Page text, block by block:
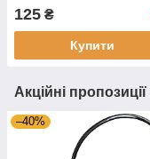
штанги обприскувача
125 ₴
Купити
Акційні
–40%